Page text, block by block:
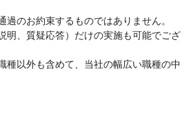
のお約束するものではありません。
明、質疑応答）だけの実施も可能でござ
種以外も含めて、当社の幅広い職種の中